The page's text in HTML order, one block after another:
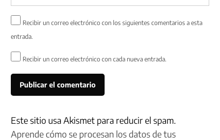
Recibir un correo electrónico con los siguientes comentarios a esta
entrada.
Recibir un correo electrónico con cada nueva entrada.
Este sitio usa Akismet para reducir el spam.
Aprende cómo se procesan los datos de tus